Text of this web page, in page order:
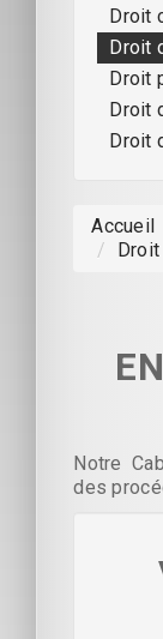
Droit
Droit
Droit
Droit
Droit
Accueil
/
Notre
des